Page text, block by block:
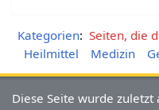
Kategorien: Seiten, die
Heilmittel
Medizin
Diese Seite wurde zuletzt